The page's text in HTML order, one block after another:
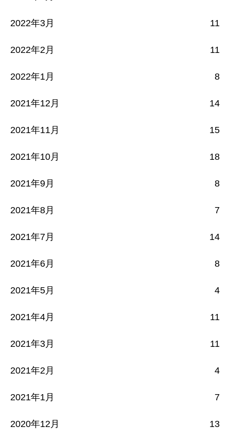
2022年3月 11
2022年2月 11
2022年1月 8
2021年12月 14
2021年11月 15
2021年10月 18
2021年9月 8
2021年8月 7
2021年7月 14
2021年6月 8
2021年5月 4
2021年4月 11
2021年3月 11
2021年2月 4
2021年1月 7
2020年12月 13